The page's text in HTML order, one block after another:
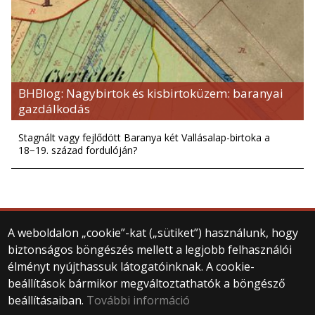
BHBlog: Nagybirtok és kisbirtoküzem: baranyai
gazdálkodás
Stagnált vagy fejlődött Baranya két Vallásalap-birtoka a
18−19. század fordulóján?
A weboldalon „cookie”-kat („sütiket”) használunk, hogy
biztonságos böngészés mellett a legjobb felhasználói
élményt nyújthassuk látogatóinknak. A cookie-
beállítások bármikor megváltoztathatók a böngésző
beállításaiban. További információ
© 2023 ELTE BTK Vállalkozástörténeti
Kutatócsoport
Minden jog fenntartva.
1088 Budapest, Múzeum körút 6–8. II. em. 232.
E-mail: businesshistory (at) btk.elte.hu